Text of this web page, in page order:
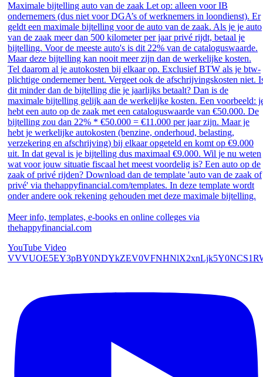
Maximale bijtelling auto van de zaak Let op: alleen voor IB
ondernemers (dus niet voor DGA’s of werknemers in loondienst). Er
geldt een maximale bijtelling voor de auto van de zaak. Als je je auto
van de zaak meer dan 500 kilometer per jaar privé rijdt, betaal je
bijtelling. Voor de meeste auto's is dit 22% van de cataloguswaarde.
Maar deze bijtelling kan nooit meer zijn dan de werkelijke kosten.
Tel daarom al je autokosten bij elkaar op. Exclusief BTW als je btw-
plichtige ondernemer bent. Vergeet ook de afschrijvingskosten niet.
dit minder dan de bijtelling die je jaarlijks betaalt? Dan is de
maximale bijtelling gelijk aan de werkelijke kosten. Een voorbeeld:
hebt een auto op de zaak met een cataloguswaarde van €50.000. De
bijtelling zou dan 22% * €50.000 = €11.000 per jaar zijn. Maar je
hebt je werkelijke autokosten (benzine, onderhoud, belasting,
verzekering en afschrijving) bij elkaar opgeteld en komt op €9.000
uit. In dat geval is je bijtelling dus maximaal €9.000. Wil je nu weten
wat voor jouw situatie fiscaal het meest voordelig is? Een auto op de
zaak of privé rijden? Download dan de template 'auto van de zaak of
privé' via thehappyfinancial.com/templates. In deze template wordt
onder andere ook rekening gehouden met deze maximale bijtelling.
Meer info, templates, e-books en online colleges via
thehappyfinancial.com
YouTube Video